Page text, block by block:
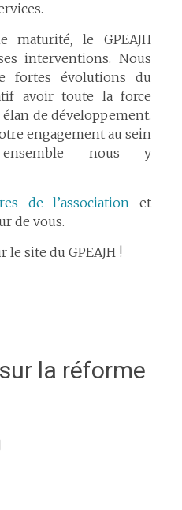
maturité, le GPEAJH
interventions. Nous
fortes évolutions du
avoir toute la force
de développement.
engagement au sein
ensemble nous y
de l’association et
de vous.
le site du GPEAJH !
la réforme